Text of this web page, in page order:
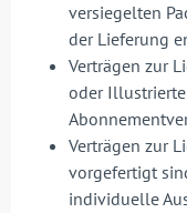
versiegelten
der Lieferung
Verträgen zur
oder
Verträgen zur
vorgefertigt
individuelle